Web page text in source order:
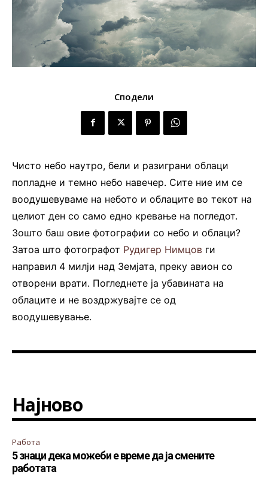
Сподели
Чисто небо наутро, бели и разиграни облаци
попладне и темно небо навечер. Сите ние им се
воодушевуваме на небото и облаците во текот на
целиот ден со само едно кревање на погледот.
Зошто баш овие фотографии со небо и облаци?
Затоа што фотографот Рудигер Нимцов ги
направил 4 милји над Земјата, преку авион со
отворени врати. Погледнете ја убавината на
облаците и не воздржувајте се од
воодушевување.
Најново
Работа
5 знаци дека можеби е време да ја смените
работата